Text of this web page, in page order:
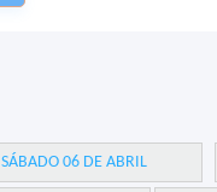
SÁBADO 06 DE ABRIL